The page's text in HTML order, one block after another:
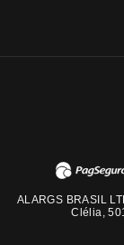
ALARGS BRASIL
Clélia,